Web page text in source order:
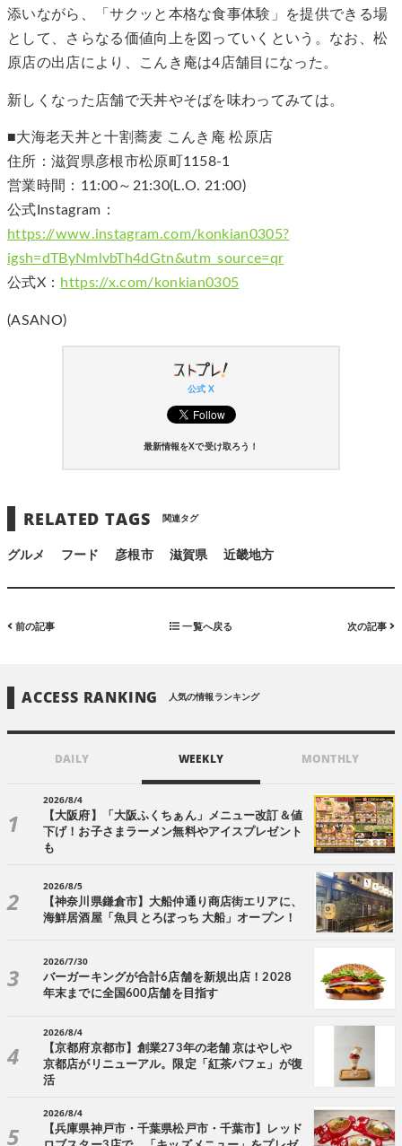
添いながら、「サクッと本格な食事体験」を提供できる場
として、さらなる価値向上を図っていくという。なお、松
原店の出店により、こんき庵は4店舗目になった。
新しくなった店舗で天丼やそばを味わってみては。
■大海老天丼と十割蕎麦 こんき庵 松原店
住所：滋賀県彦根市松原町1158-1
営業時間：11:00～21:30(L.O. 21:00)
公式Instagram：
https://www.instagram.com/konkian0305?
igsh=dTByNmlvbTh4dGtn&utm_source=qr
公式X： https://x.com/konkian0305
(ASANO)
公式 X
最新情報をXで受け取ろう！
RELATED TAGS 関連タグ
グルメ フード 彦根市 滋賀県 近畿地方
前の記事 一覧へ戻る 次の記事
ACCESS RANKING 人気の情報ランキング
DAILY WEEKLY MONTHLY
2026/8/4
【大阪府】「大阪ふくちぁん」メニュー改訂＆値
下げ！お子さまラーメン無料やアイスプレゼント
も
2026/8/5
【神奈川県鎌倉市】大船仲通り商店街エリアに、
海鮮居酒屋「魚貝 とろぼっち 大船」オープン！
2026/7/30
バーガーキングが合計6店舗を新規出店！2028
年末までに全国600店舗を目指す
2026/8/4
【京都府京都市】創業273年の老舗 京はやしや
京都店がリニューアル。限定「紅茶パフェ」が復
活
2026/8/4
【兵庫県神戸市・千葉県松戸市・千葉市】レッド